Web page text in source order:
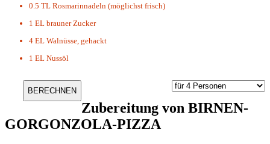
0.5 TL Rosmarinnadeln (möglichst frisch)
1 EL brauner Zucker
4 EL Walnüsse, gehackt
1 EL Nussöl
Zubereitung von BIRNEN-
GORGONZOLA-PIZZA